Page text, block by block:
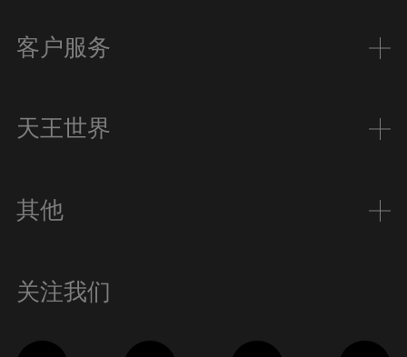
客户服务
天王世界
其他
关注我们